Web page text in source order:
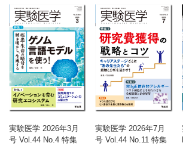
予測 ―シミュレーションとAI・機械学
ムを理解する【澤田隆介，坂尻由子】
6. 機械学習による薬物動態予測【江崎剛史
7. 動物実験代替法に関連する数理的手法
評価と毒性試験データベースの構築・活
第4章 国内外の動向
Ⅰ．国内のAI創薬プロジェクトの概要と展望
1. [Short Article] 科学研究基盤モデル開発
―理化学研究所のAI for Science研究プ
2. [Short Article] 産学連携による創薬AIプ
開発（AMED DAIIA）【本間光貴】
実験医学 2026年3月
号 Vol.44 No.4 特集
実験医学 2026年7月
号 Vol.44 No.11 特集